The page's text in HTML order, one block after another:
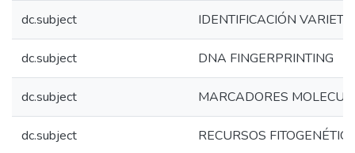
dc.subject IDENTIFICACIÓN
dc.subject DNA FINGERPRINTING
dc.subject MARCADORES
dc.subject RECURSOS